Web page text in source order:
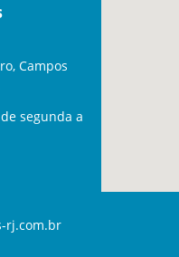
Campos
segunda a
rj.com.br